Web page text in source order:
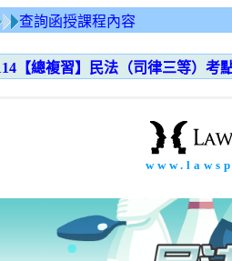
查詢函授課程內容
【總複習】民法（司律三等）考